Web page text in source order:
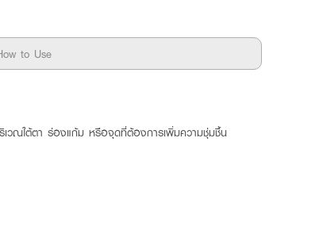
to Use
ริเวณใต้ตา ร่องแก้ม หรือจุดที่ต้องการเพิ่มความชุ่มชื้น